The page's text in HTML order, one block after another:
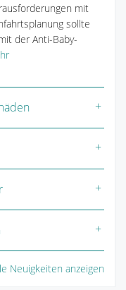
mit
sollte
der Anti-Baby-
Neuigkeiten anzeigen